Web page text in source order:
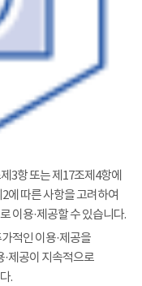
3항 또는 제17조제4항에
에 따른 사항을 고려하여
이용·제공할 수 있습니다.
적인 이용·제공을
제공이 지속적으로
.